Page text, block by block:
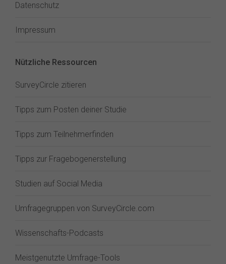
Datenschutz
Impressum
Nützliche Ressourcen
SurveyCircle zitieren
Tipps zum Posten deiner Studie
Tipps zum Teilnehmerfinden
Tipps zur Fragebogenerstellung
Studien auf Social Media
Umfragegruppen von SurveyCircle.com
Wissenschafts-Podcasts
Meistgenutzte Umfrage-Tools